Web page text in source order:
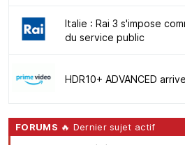
Italie : Rai 3 s'impose
du service public
HDR10+ ADVANCED
FORUMS 🔥 Dernier sujet actif